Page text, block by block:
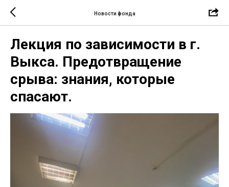
Новости фонда
Лекция по зависимости в г.
Выкса. Предотвращение
срыва: знания, которые
спасают.